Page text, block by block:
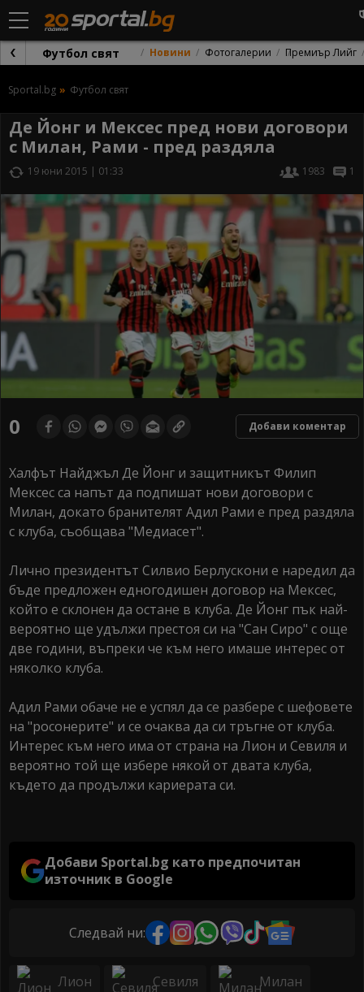
Футбол свят Новини Фотогалерии Премиър Лийг
Sportal.bg Футбол свят
Де Йонг и Мексес пред нови договори
с Милан, Рами - пред раздяла
19 юни 2015 | 01:33 1983 1
0 Добави коментар
Халфът Найджъл Де Йонг и защитникът Филип
Мексес са напът да подпишат нови договори с
Милан, докато бранителят Адил Рами е пред раздяла
с клуба, съобщава "Медиасет".
Лично президентът Силвио Берлускони е наредил да
бъде предложен едногодишен договор на Мексес,
който е склонен да остане в клуба. Де Йонг пък най-
вероятно ще удължи престоя си на "Сан Сиро" с още
две години, въпреки че към него имаше интерес от
няколко клуба.
Адил Рами обаче не е успял да се разбере с шефовете
на "росонерите" и се очаква да си тръгне от клуба.
Интерес към него има от страна на Лион и Севиля и
вероятно той ще избере някой от двата клуба,
където да продължи кариерата си.
Добави Sportal.bg като предпочитан
източник в Google
Следвай ни:
Лион Севиля Милан